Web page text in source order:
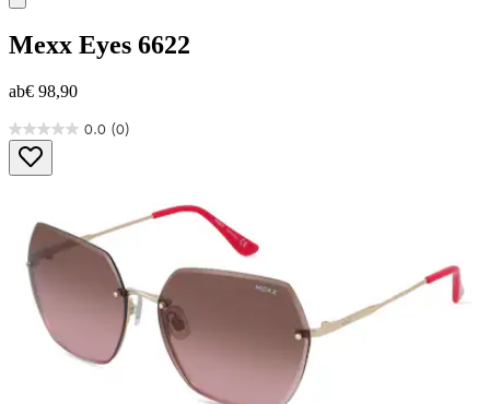
Mexx Eyes 6622
ab€ 98,90
0.0 (0)
0.0
von
5